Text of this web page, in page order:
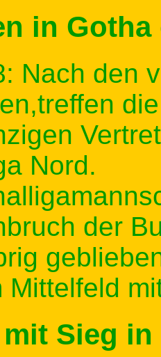
in
Nach den
Nord.
der
Mittelfeld
Sieg